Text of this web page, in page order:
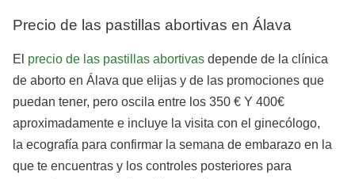
Precio de las pastillas abortivas en Álava
El precio de las pastillas abortivas depende de la clínica
de aborto en Álava que elijas y de las promociones que
puedan tener, pero oscila entre los 350 € Y 400€
aproximadamente e incluye la visita con el ginecólogo,
la ecografía para confirmar la semana de embarazo en la
que te encuentras y los controles posteriores para